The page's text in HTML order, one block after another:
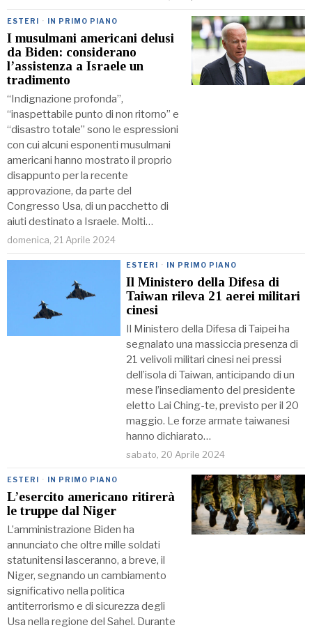
ESTERI · IN PRIMO PIANO
I musulmani americani delusi
da Biden: considerano
l’assistenza a Israele un
tradimento
“Indignazione profonda”,
“inaspettabile punto di non ritorno” e
“disastro totale” sono le espressioni
con cui alcuni esponenti musulmani
americani hanno mostrato il proprio
disappunto per la recente
approvazione, da parte del
Congresso Usa, di un pacchetto di
aiuti destinato a Israele. Molti…
domenica, 21 Aprile 2024
ESTERI · IN PRIMO PIANO
Il Ministero della Difesa di
Taiwan rileva 21 aerei militari
cinesi
Il Ministero della Difesa di Taipei ha
segnalato una massiccia presenza di
21 velivoli militari cinesi nei pressi
dell’isola di Taiwan, anticipando di un
mese l’insediamento del presidente
eletto Lai Ching-te, previsto per il 20
maggio. Le forze armate taiwanesi
hanno dichiarato…
sabato, 20 Aprile 2024
ESTERI · IN PRIMO PIANO
L’esercito americano ritirerà
le truppe dal Niger
L’amministrazione Biden ha
annunciato che oltre mille soldati
statunitensi lasceranno, a breve, il
Niger, segnando un cambiamento
significativo nella politica
antiterrorismo e di sicurezza degli
Usa nella regione del Sahel. Durante